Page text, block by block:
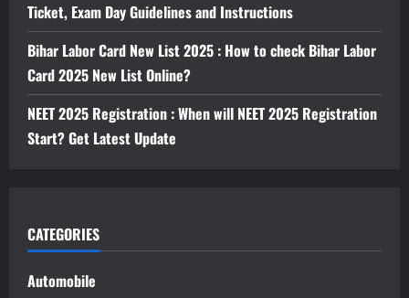
Ticket, Exam Day Guidelines and Instructions
Bihar Labor Card New List 2025 : How to check Bihar Labor
Card 2025 New List Online?
NEET 2025 Registration : When will NEET 2025 Registration
Start? Get Latest Update
CATEGORIES
Automobile